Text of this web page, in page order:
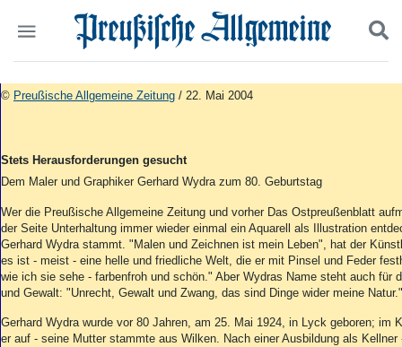
Politik
Panorama
Gesellschaft
Leben
Geschichte
Ostpreußen
Pommern
Berlin-Brandenburg
Schlesien
Bücher
Suchen und finden
© Preußische Allgemeine Zeitung / 22. Mai 2004
Stets Herausforderungen gesucht
Dem Maler und Graphiker Gerhard Wydra zum 80. Geburtstag
Wer die Preußische Allgemeine Zeitung und vorher Das Ostpreußenblatt
der Seite Unterhaltung immer wieder einmal ein Aquarell als Illustration
Gerhard Wydra stammt. "Malen und Zeichnen ist mein Leben", hat der
es ist - meist - eine helle und friedliche Welt, die er mit Pinsel und Feder
wie ich sie sehe - farbenfroh und schön." Aber Wydras Name steht auch für
und Gewalt: "Unrecht, Gewalt und Zwang, das sind Dinge wider meine Natur."
Gerhard Wydra wurde vor 80 Jahren, am 25. Mai 1924, in Lyck geboren; im
er auf - seine Mutter stammte aus Wilken. Nach einer Ausbildung als Kellner